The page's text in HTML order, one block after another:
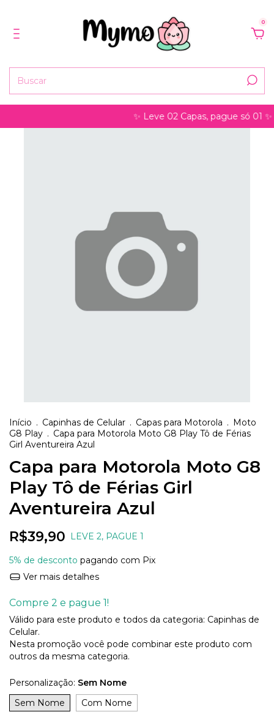
0
✨ Leve 02 Capas, pague só 01 ✨
Início . Capinhas de Celular . Capas para Motorola . Moto
G8 Play . Capa para Motorola Moto G8 Play Tô de Férias
Girl Aventureira Azul
Capa para Motorola Moto G8
Play Tô de Férias Girl
Aventureira Azul
R$39,90 LEVE 2, PAGUE 1
5% de desconto pagando com Pix
Ver mais detalhes
Compre 2 e pague 1!
Válido para este produto e todos da categoria: Capinhas de
Celular.
Nesta promoção você pode combinar este produto com
outros da mesma categoria.
Personalização: Sem Nome
Sem Nome
Com Nome